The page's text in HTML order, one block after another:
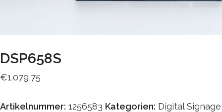
DSP658S
€1.079,75
Artikelnummer: 1256583 Kategorien: Digital Signage